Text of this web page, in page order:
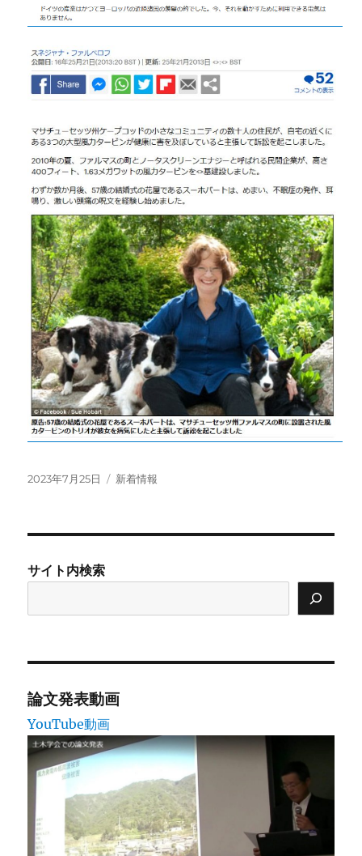
投
2023年7月25日
カ
新着情報
サイト内検索
論文発表動画
YouTube動画